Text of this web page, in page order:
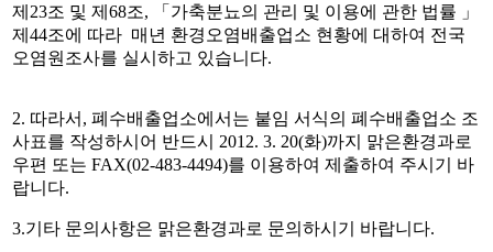
제23조 및 제68조, 「가축분뇨의 관리 및 이용에 관한 법률 」
제44조에 따라 매년 환경오염배출업소 현황에 대하여 전국
오염원조사를 실시하고 있습니다.
2. 따라서, 폐수배출업소에서는 붙임 서식의 폐수배출업소 조
사표를 작성하시어 반드시 2012. 3. 20(화)까지 맑은환경과로
우편 또는 FAX(02-483-4494)를 이용하여 제출하여 주시기 바
랍니다.
3.기타 문의사항은 맑은환경과로 문의하시기 바랍니다.